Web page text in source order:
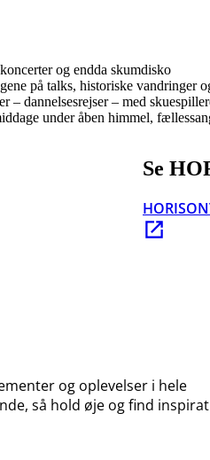
og endda skumdisko
på talks, historiske vandringer
– dannelsesrejser – med
under åben himmel,
Se
og oplevelser i hele
så hold øje og find